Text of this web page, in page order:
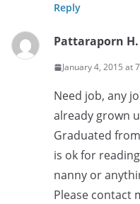
Reply
Pattaraporn H.
January 4, 2015 at
Need job, any
already grown
Graduated
is ok for
nanny or
Please contact